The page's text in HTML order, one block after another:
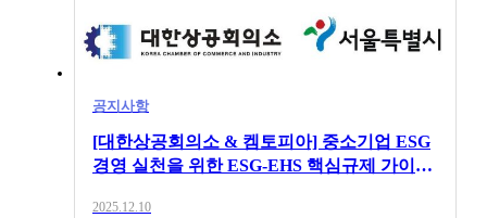
켐토피아, 외국인근로자를 위한 AI기반 실
시간 통·번역 안전 플랫폼 런칭
공지사항
[대한상공회의소 & 켐토피아] 중소기업 ESG
경영 실천을 위한 ESG-EHS 핵심규제 가이드
2025.12.10